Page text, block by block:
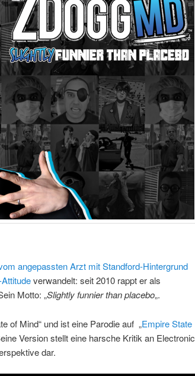
angepassten Arzt mit Standford-Hintergrund
verwandelt: seit 2010 rappt er als
Motto: „Slightly funnier than placebo„.
of Mind“ und ist eine Parodie auf „Empire State
Version stellt eine harsche Kritik an Electronic
dar.